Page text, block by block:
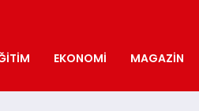
EKONOMI MAGAZIN